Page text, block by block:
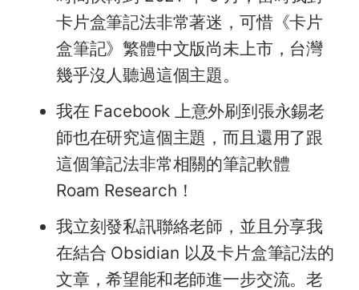
卡片盒筆記法非常著迷，可惜《卡片
盒筆記》繁體中文版尚未上市，台灣
幾乎沒人聽過這個主題。
我在 Facebook 上意外刷到張永錫老
師也在研究這個主題，而且還用了跟
這個筆記法非常相關的筆記軟體
Roam Research！
我立刻發私訊聯絡老師，並且分享我
在結合 Obsidian 以及卡片盒筆記法的
文章，希望能和老師進一步交流。老